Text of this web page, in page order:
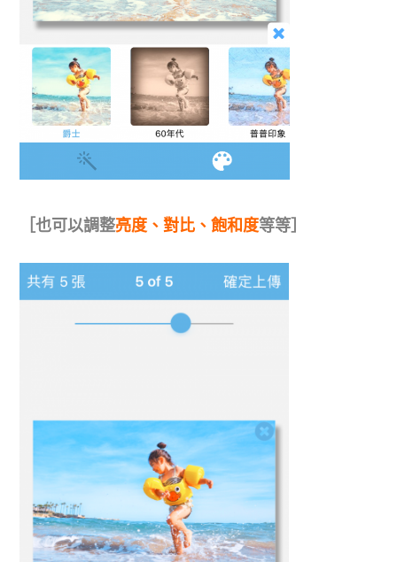
［也可以調整亮度、對比、飽和度等等］